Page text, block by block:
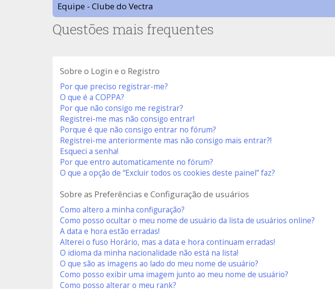
Equipe - Clube do Vectra
Questões mais frequentes
Sobre o Login e o Registro
Por que preciso registrar-me?
O que é a COPPA?
Por que não consigo me registrar?
Registrei-me mas não consigo entrar!
Porque é que não consigo entrar no fórum?
Registrei-me anteriormente mas não consigo mais entrar?!
Esqueci a senha!
Por que entro automaticamente no fórum?
O que a opção de “Excluir todos os cookies deste painel” faz?
Sobre as Preferências e Configuração de usuários
Como altero a minha configuração?
Como posso ocultar o meu nome de usuário da lista de usuários online?
A data e hora estão erradas!
Alterei o fuso Horário, mas a data e hora continuam erradas!
O idioma da minha nacionalidade não está na lista!
O que são as imagens ao lado do meu nome de usuário?
Como posso exibir uma imagem junto ao meu nome de usuário?
Como posso alterar o meu rank?